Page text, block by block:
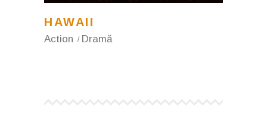
HAWAII
Action Dramă